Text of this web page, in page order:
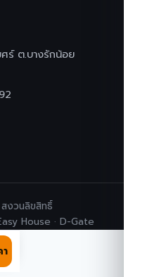
ศร์ ต.บางรักน้อย
งวนลิขสิทธิ์
House · D-Gate